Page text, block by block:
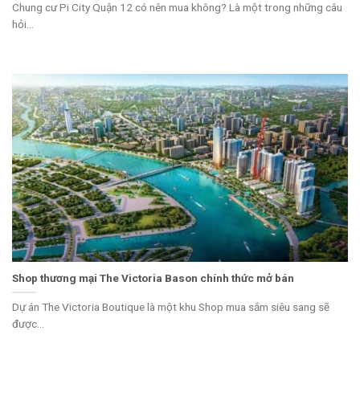
Chung cư Pi City Quận 12 có nên mua không? Là một trong những câu
hỏi...
Shop thương mại The Victoria Bason chính thức mở bán
Dự án The Victoria Boutique là một khu Shop mua sắm siêu sang sẽ
được...